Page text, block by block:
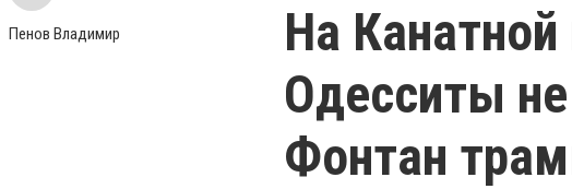
Пенов Владимир
На
Одесситы
Фонтан